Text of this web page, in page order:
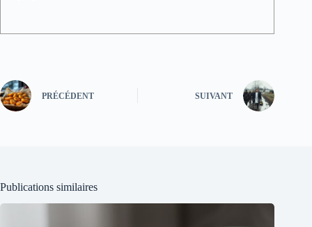
PRÉCÉDENT SUIVANT
Publications similaires